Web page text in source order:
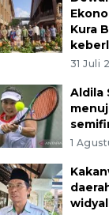
Kura
31 Juli
Aldila
1